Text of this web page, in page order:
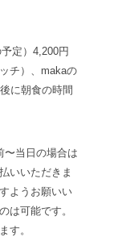
定） 4,200円
チ）、makaの
に朝食の時間
〜当日の場合は
いいただきま
ようお願いい
は可能です。
す。